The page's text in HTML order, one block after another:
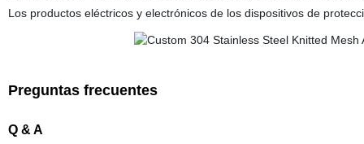
Los productos eléctricos y electrónicos de los dispositivos de
Preguntas frecuentes
Q & A